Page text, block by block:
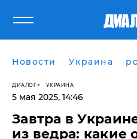
Новости Украина
ДИАЛОГ УКРАИНА
5 мая 2025, 14:46
Завтра в
из ведра: какие